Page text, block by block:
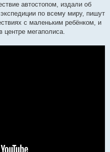
автостопом, издали об
по всему миру, пишут
с маленьким ребёнком, и
центре мегаполиса.